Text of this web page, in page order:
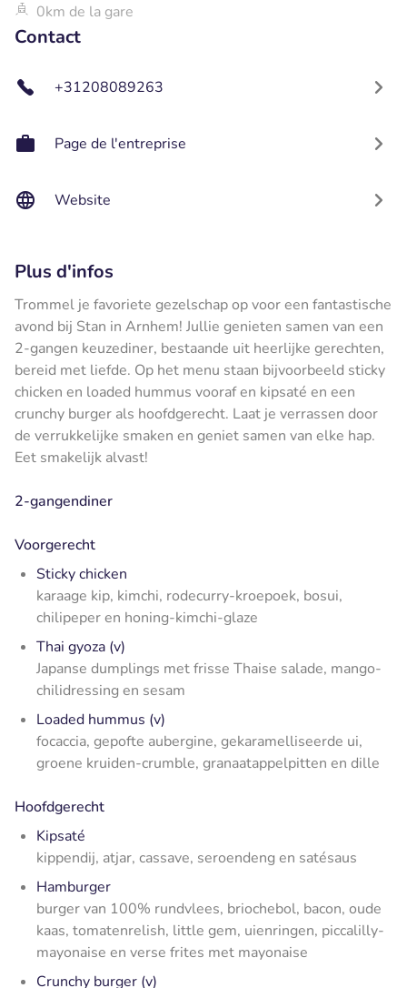
0km de la gare
Contact
+31208089263
Page de l'entreprise
Website
Plus d'infos
Trommel je favoriete gezelschap op voor een fantastische
avond bij Stan in Arnhem! Jullie genieten samen van een
2-gangen keuzediner, bestaande uit heerlijke gerechten,
bereid met liefde. Op het menu staan bijvoorbeeld sticky
chicken en loaded hummus vooraf en kipsaté en een
crunchy burger als hoofdgerecht. Laat je verrassen door
de verrukkelijke smaken en geniet samen van elke hap.
Eet smakelijk alvast!
2-gangendiner
Voorgerecht
Sticky chicken
karaage kip, kimchi, rodecurry-kroepoek, bosui,
chilipeper en honing-kimchi-glaze
Thai gyoza (v)
Japanse dumplings met frisse Thaise salade, mango-
chilidressing en sesam
Loaded hummus (v)
focaccia, gepofte aubergine, gekaramelliseerde ui,
groene kruiden-crumble, granaatappelpitten en dille
Hoofdgerecht
Kipsaté
kippendij, atjar, cassave, seroendeng en satésaus
Hamburger
burger van 100% rundvlees, briochebol, bacon, oude
kaas, tomatenrelish, little gem, uienringen, piccalilly-
mayonaise en verse frites met mayonaise
Crunchy burger (v)